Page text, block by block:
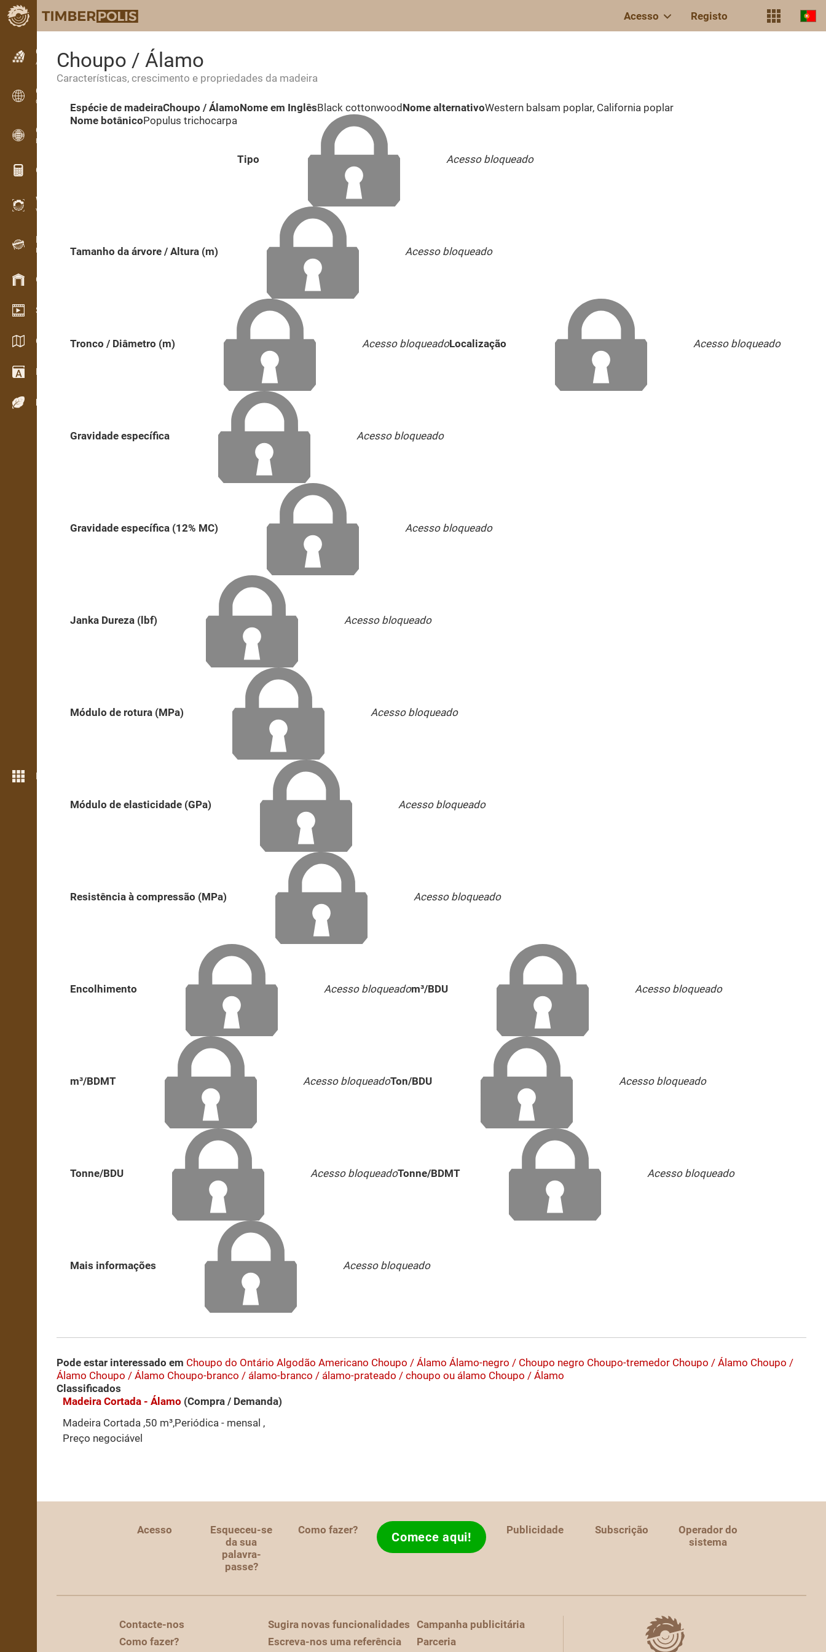
Acesso Registo
Classificados
Anúncios de texto
Classificados
Classificados internacionais
OPTI-TIMB
Esquemas de corte
Calculadoras de madeira
WoodProfi
Volume de madeira com IA
Registador de dados
Inventário de madeira em campo
Gestão de stocks
Showroom de vídeo
Catálogos / Brochuras
Dicionário
Espécies de madeira
Mais funcionalidades
Choupo / Álamo
Características, crescimento e propriedades da madeira
Espécie de madeiraChoupo / ÁlamoNome em InglêsBlack cottonwood Nome alternativoWestern balsam poplar, California poplar
Nome botânicoPopulus trichocarpa
Tipo Acesso bloqueado
Tamanho da árvore / Altura (m) Acesso bloqueado
Tronco / Diâmetro (m) Acesso bloqueadoLocalização Acesso bloqueado
Gravidade específica Acesso bloqueado
Gravidade específica (12% MC) Acesso bloqueado
Janka Dureza (lbf) Acesso bloqueado
Módulo de rotura (MPa) Acesso bloqueado
Módulo de elasticidade (GPa) Acesso bloqueado
Resistência à compressão (MPa) Acesso bloqueado
Encolhimento Acesso bloqueadom³/BDU Acesso bloqueado
m³/BDMT Acesso bloqueadoTon/BDU Acesso bloqueado
Tonne/BDU Acesso bloqueadoTonne/BDMT Acesso bloqueado
Mais informações Acesso bloqueado
Pode estar interessado em Choupo do Ontário Algodão Americano Choupo / Álamo Álamo-negro / Choupo negro Choupo-tremedor Choupo / Álamo Choupo /
Álamo Choupo / Álamo Choupo-branco / álamo-branco / álamo-prateado / choupo ou álamo Choupo / Álamo
Classificados
Madeira Cortada - Álamo (Compra / Demanda)
Madeira Cortada ,50 m³,Periódica - mensal ,
Preço negociável
Acesso
Esqueceu-se
da sua
palavra-
passe?
Como fazer? Comece aqui! Publicidade Subscrição
Operador do
sistema
Contacte-nos
Como fazer?
Sugira novas funcionalidades
Escreva-nos uma referência
Campanha publicitária
Parceria